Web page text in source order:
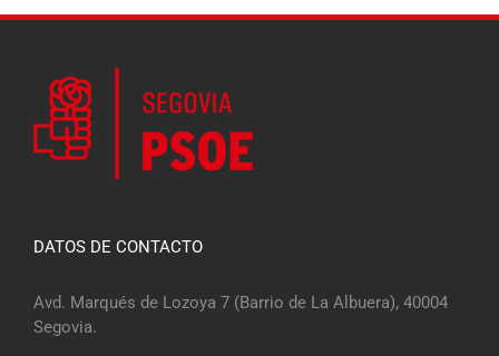
DATOS DE CONTACTO
Avd. Marqués de Lozoya 7 (Barrio de La Albuera), 40004
Segovia.